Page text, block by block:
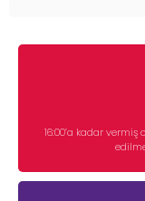
16:00’a kadar